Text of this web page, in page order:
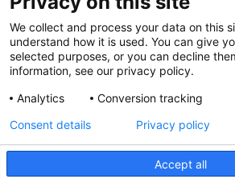
Våre hoteller
Bergen Børs|Grand Terminus
Villa Terminus|Zander K|Heimen
We collect and process your data on this
understand how it is used. You can give
selected purposes, or you can decline
information, see our privacy policy.
Analytics
Conversion tracking
Accept all
Consent details Privacy policy